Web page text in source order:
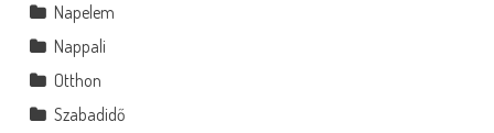
Napelem
Nappali
Otthon
Szabadidő